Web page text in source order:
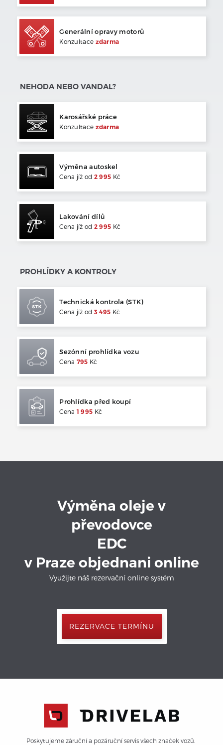
Generální opravy motorů
Konzultace zdarma
NEHODA NEBO VANDAL?
Karosářské práce
Konzultace zdarma
Výměna autoskel
Cena jíž od 2 995 Kč
Lakování dílů
Cena jíž od 2 995 Kč
PROHLÍDKY A KONTROLY
Technická kontrola (STK)
Cena jíž od 3 495 Kč
Sezónní prohlídka vozu
Cena 795 Kč
Prohlídka před koupí
Cena 1 995 Kč
Výměna oleje v
převodovce
EDC
v Praze objednani online
Využijte náš rezervační online systém
REZERVACE TERMÍNU
Poskytujeme záruční a pozáruční servis všech značek vozů.